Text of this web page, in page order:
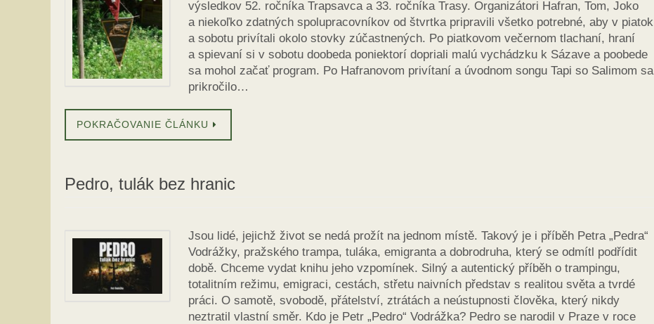
výsledkov 52. ročníka Trapsavca a 33. ročníka Trasy. Organizátori Hafran, Tom, Joko
a niekoľko zdatných spolupracovníkov od štvrtka pripravili všetko potrebné, aby v piatok
a sobotu privítali okolo stovky zúčastnených. Po piatkovom večernom tlachaní, hraní
a spievaní si v sobotu doobeda poniektorí dopriali malú vychádzku k Sázave a poobede
sa mohol začať program. Po Hafranovom privítaní a úvodnom songu Tapi so Salimom sa
prikročilo…
POKRAČOVANIE ČLÁNKU
Pedro, tulák bez hranic
Jsou lidé, jejichž život se nedá prožít na jednom místě. Takový je i příběh Petra „Pedra“
Vodrážky, pražského trampa, tuláka, emigranta a dobrodruha, který se odmítl podřídit
době. Chceme vydat knihu jeho vzpomínek. Silný a autentický příběh o trampingu,
totalitním režimu, emigraci, cestách, střetu naivních představ s realitou světa a tvrdé
práci. O samotě, svobodě, přátelství, ztrátách a neústupnosti člověka, který nikdy
neztratil vlastní směr. Kdo je Petr „Pedro“ Vodrážka? Pedro se narodil v Praze v roce